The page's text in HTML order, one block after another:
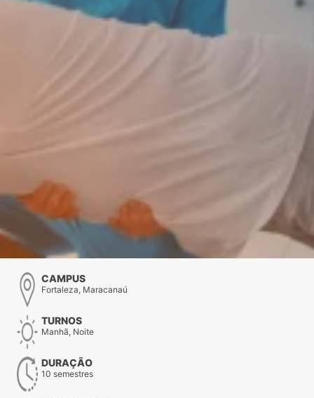
CAMPUS
Fortaleza, Maracanaú
TURNOS
Manhã, Noite
DURAÇÃO
10 semestres